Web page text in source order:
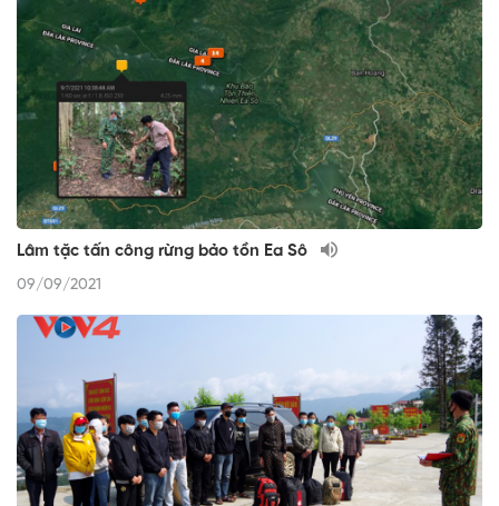
Lâm tặc tấn công rừng bảo tồn Ea Sô
09/09/2021